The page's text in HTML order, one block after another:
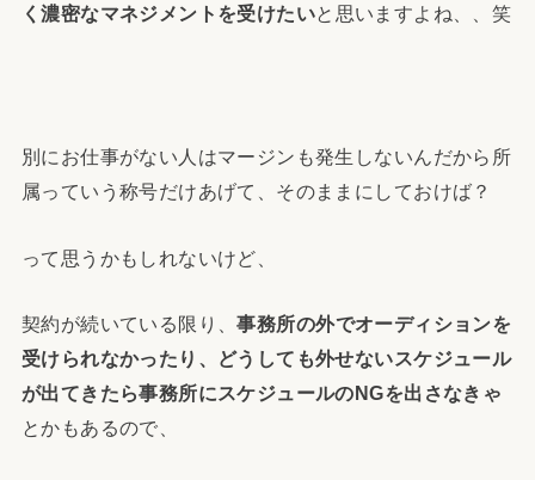
く濃密なマネジメントを受けたいと思いますよね、、笑
別にお仕事がない人はマージンも発生しないんだから所
属っていう称号だけあげて、そのままにしておけば？
って思うかもしれないけど、
契約が続いている限り、事務所の外でオーディションを
受けられなかったり、どうしても外せないスケジュール
が出てきたら事務所にスケジュールのNGを出さなきゃ
とかもあるので、